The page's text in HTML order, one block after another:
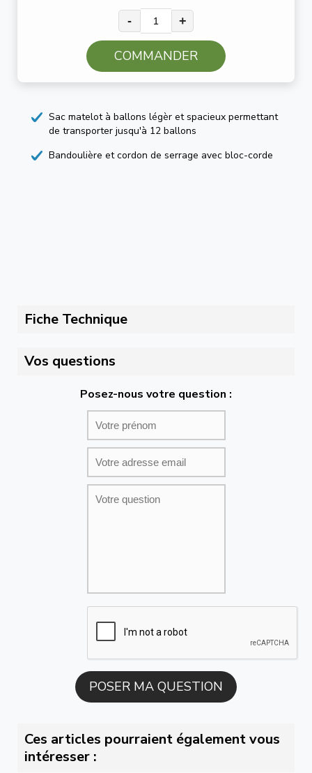
- +
COMMANDER
Sac matelot à ballons légèr et spacieux permettant
de transporter jusqu'à 12 ballons
Bandoulière et cordon de serrage avec bloc-corde
Fiche Technique
Vos questions
Posez-nous votre question :
Ces articles pourraient également vous
intéresser :